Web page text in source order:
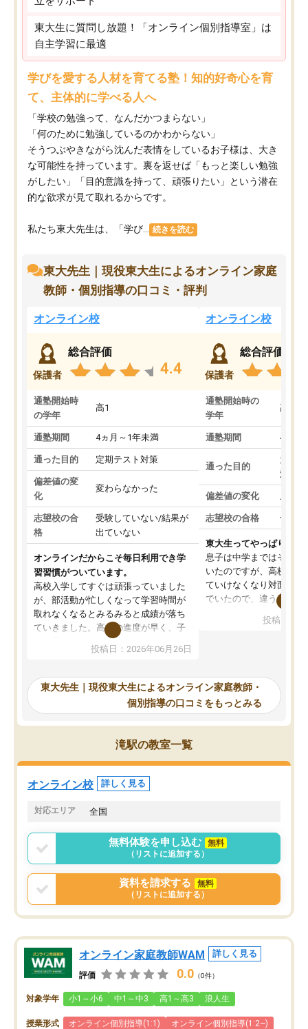
東大生に質問し放題！「オンライン個別指導室」は
自主学習に最適
学びを愛する人材を育てる塾！知的好奇心を育
て、主体的に学べる人へ
「学校の勉強って、なんだかつまらない」
「何のために勉強しているのかわからない」
そうつぶやきながら沈んだ表情をしているお子様は、大き
な可能性を持っています。裏を返せば「もっと楽しい勉強
がしたい」「目的意識を持って、頑張りたい」という潜在
的な欲求が見て取れるからです。
私たち東大先生は、「学び... 続きを読む
東大先生｜現役東大生によるオンライン家庭
教師・個別指導の口コミ・評判
オンライン校
保護者
総合評価
4.4
通塾開始時
の学年
高1
通塾期間 4ヵ月～1年未満
通った目的 定期テスト対策
偏差値の変
化
変わらなかった
志望校の合
格
受験していない/結果が
出ていない
オンラインだからこそ毎日利用でき学
習習慣がついています。
高校入学してすぐは頑張っていました
が、部活動が忙しくなって学習時間が
取れなくなるとみるみると成績が落ち
ていきました。高校の進度が早く、子
供も家に帰って勉強の話すると嫌な反
応を示します。東大先生にお願いして
れるので、親としても安心です。毎日
使える自習室とかもあり、わからない
ところがあれば先生が回答してくれる
のも重宝しています。
投稿日：2026年06月26日
オンライン校
保護者
総合評価
通塾開始時の
学年
高3
通塾期間 4ヵ月
通った目的
大学
対策
偏差値の変化 上が
志望校の合格 合格
東大生ってやっぱりすご
息子は中学まではそこそ
いたのですが、高校に入
ていけなくなり対面の塾
でいたので、違うアプロ
で、当初は模試でD判定
自習室が毎日使えていつ
るのが心強かったよう
謝です。
投稿日：
東大先生｜現役東大生によるオンライン家庭教師・
個別指導の口コミをもっとみる
滝駅の教室一覧
オンライン校 詳しく見る
対応エリア 全国
無料体験を申し込む
無料
（リストに追加する）
資料を請求する
無料
（リストに追加する）
オンライン家庭教師WAM 詳しく見る
評価 0.0 （0件）
対象学年 小1～小6 中1～中3 高1～高3 浪人生
授業形式 オンライン個別指導(1:1)
オンライン個別指導(1:2~)